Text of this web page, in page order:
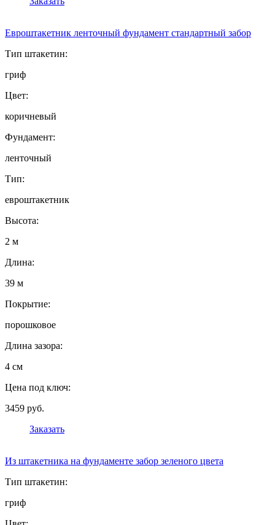
Евроштакетник ленточный фундамент стандартный забор
Тип штакетин:
гриф
Цвет:
коричневый
Фундамент:
ленточный
Тип:
евроштакетник
Высота:
2 м
Длина:
39 м
Покрытие:
порошковое
Длина зазора:
4 см
Цена под ключ:
3459 руб.
Заказать
Из штакетника на фундаменте забор зеленого цвета
Тип штакетин:
гриф